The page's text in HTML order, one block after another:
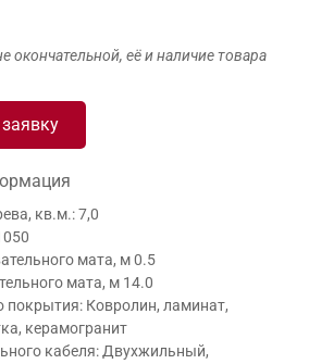
окончательной, её и наличие товара
кв.м.: 7,0
мата, м 0.5
мата, м 14.0
покрытия: Ковролин, ламинат,
керамогранит
кабеля: Двухжильный,